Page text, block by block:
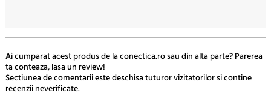
Ai cumparat acest produs de la conectica.ro sau din alta parte? Parerea
ta conteaza, lasa un review!
Sectiunea de comentarii este deschisa tuturor vizitatorilor si contine
recenzii neverificate.